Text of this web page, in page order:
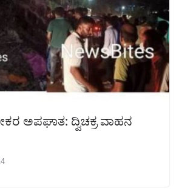
ಅಪಘಾತ: ದ್ವಿಚಕ್ರ ವಾಹನ